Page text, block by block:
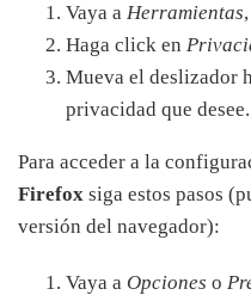
Vaya a Herramientas,
Haga click en
Mueva el deslizador
privacidad que desee.
Para acceder a la
Firefox siga estos pasos
versión del navegador):
Vaya a Opciones o